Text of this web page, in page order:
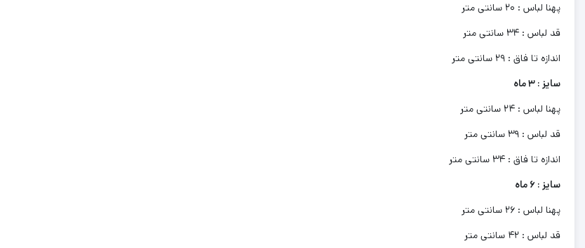
پهنا لباس : 20 سانتی متر
قد لباس : 34 سانتی متر
اندازه تا فاق : 29 سانتی متر
سایز : 3 ماه
پهنا لباس : 24 سانتی متر
قد لباس : 39 سانتی متر
اندازه تا فاق : 34 سانتی متر
سایز : 6 ماه
پهنا لباس : 26 سانتی متر
قد لباس : 42 سانتی متر